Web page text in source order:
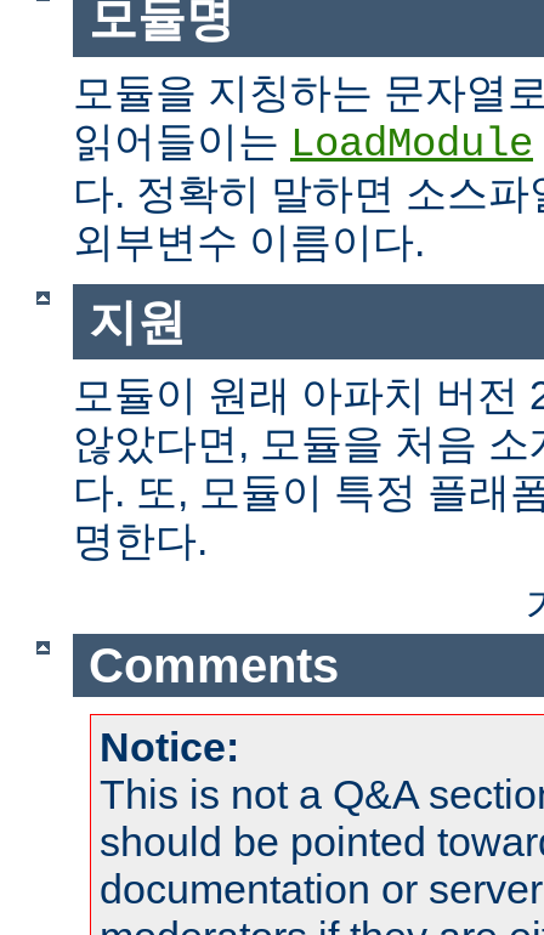
모듈명
모듈을 지칭하는 문자열
읽어들이는 LoadModule
다. 정확히 말하면 소스
외부변수 이름이다.
지원
모듈이 원래 아파치 버전
않았다면, 모듈을 처음
다. 또, 모듈이 특정 플래
명한다.
Comments
Notice:
This is not a Q&A
should be pointed
documentation or